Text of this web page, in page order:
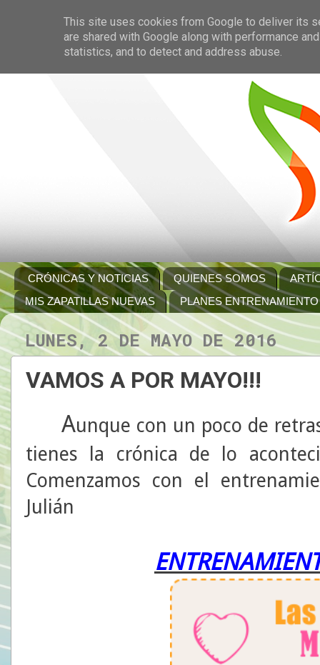
CRÓNICAS Y NOTICIAS QUIENES SOMOS
MIS ZAPATILLAS NUEVAS
PLANES ENTRENAMIENTO
LUNES, 2 DE MAYO DE 2016
VAMOS A POR MAYO!!!
Aunque con un poco de
tienes la crónica de lo
Comenzamos con el
Julián
This site uses cookies from Google to deliver its
are shared with Google along with performance
statistics, and to detect and address abuse.